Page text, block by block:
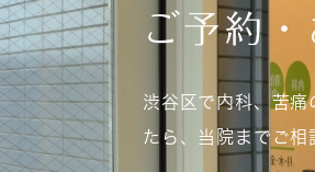
ご予約
渋谷区で内科、苦
たら、当院までご相